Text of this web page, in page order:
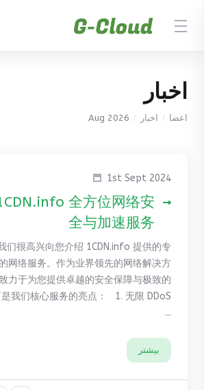
اخبار
اعضا اخبار Aug 2026
1st Sept 2024
全方位网络安
全与加速服务
很高兴向您介绍 1CDN.info 提供的专
网络服务。作为业界领先的网络解决方
力于为您提供卓越的安全保障与极致的
我们核心服务的亮点： 1. 无限 DDoS
...
بیشتر